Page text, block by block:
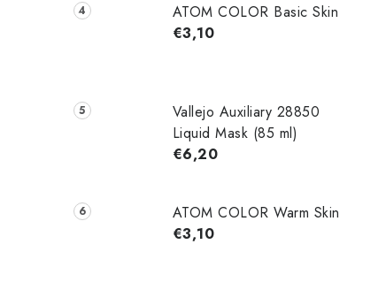
ATOM COLOR Basic Skin
€3,10
Vallejo Auxiliary 28850
Liquid Mask (85 ml)
€6,20
ATOM COLOR Warm Skin
€3,10